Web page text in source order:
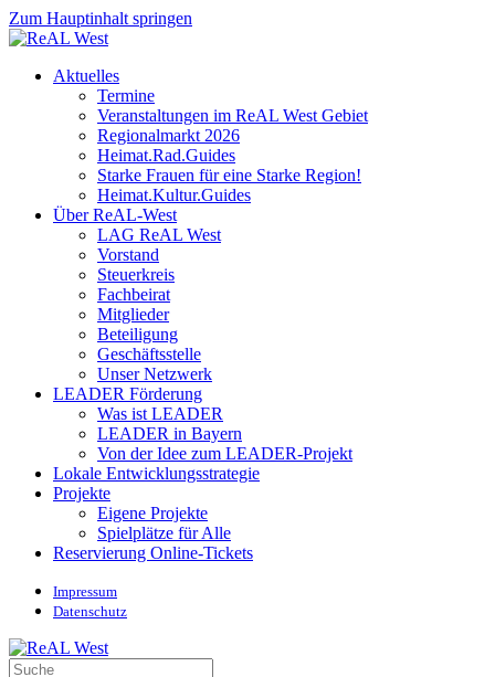
Zum Hauptinhalt springen
Aktuelles
Termine
Veranstaltungen im ReAL West Gebiet
Regionalmarkt 2026
Heimat.Rad.Guides
Starke Frauen für eine Starke Region!
Heimat.Kultur.Guides
Über ReAL-West
LAG ReAL West
Vorstand
Steuerkreis
Fachbeirat
Mitglieder
Beteiligung
Geschäftsstelle
Unser Netzwerk
LEADER Förderung
Was ist LEADER
LEADER in Bayern
Von der Idee zum LEADER-Projekt
Lokale Entwicklungsstrategie
Projekte
Eigene Projekte
Spielplätze für Alle
Reservierung Online-Tickets
Impressum
Datenschutz